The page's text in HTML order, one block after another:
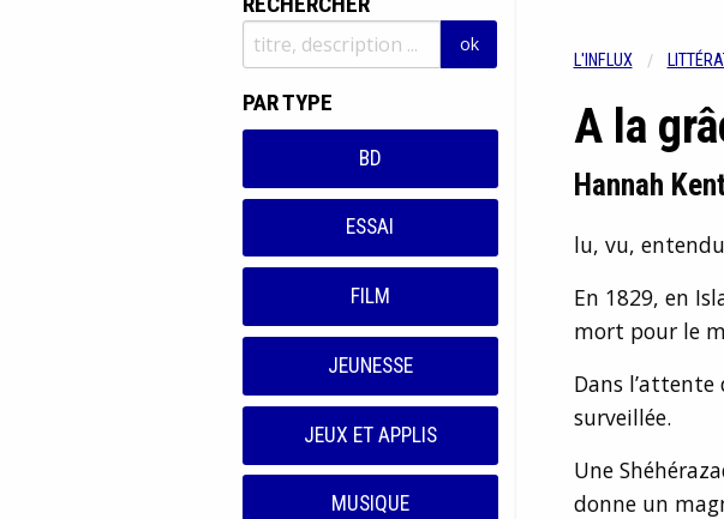
PAR TYPE
BD
ESSAI
FILM
JEUNESSE
JEUX ET APPLIS
MUSIQUE
L'INFLUX
A la
Hannah
lu, vu,
En 1829, en
mort pour le
Dans
surveillée.
Une
donne un